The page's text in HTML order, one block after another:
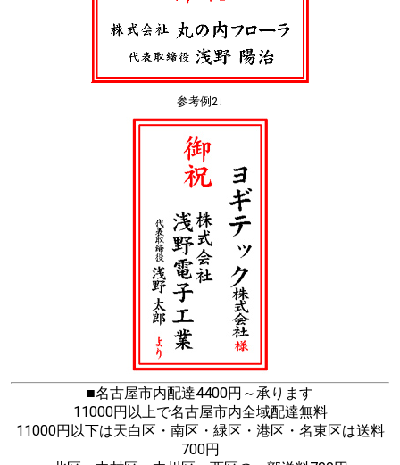
参考例2↓
■名古屋市内配達4400円～承ります
11000円以上で名古屋市内全域配達無料
11000円以下は天白区・南区・緑区・港区・名東区は送料
700円